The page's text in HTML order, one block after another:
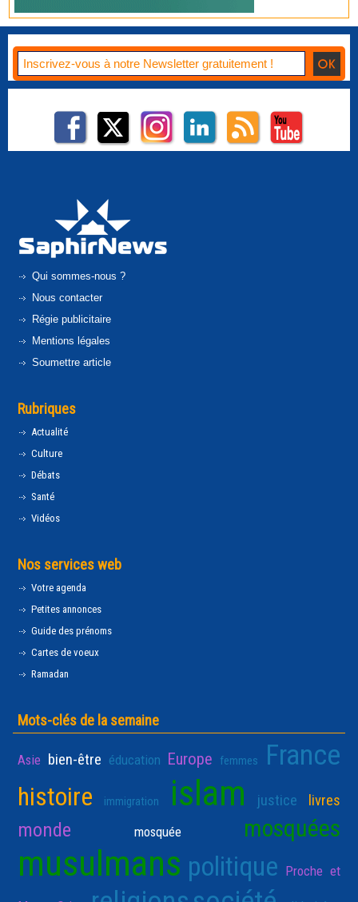
Qui sommes-nous ?
Nous contacter
Régie publicitaire
Mentions légales
Soumettre article
Rubriques
Actualité
Culture
Débats
Santé
Vidéos
Nos services web
Votre agenda
Petites annonces
Guide des prénoms
Cartes de voeux
Ramadan
Mots-clés de la semaine
Asie bien-être éducation Europe femmes France
histoire immigration islam justice livres
monde mosquée mosquées
musulmans politique Proche et